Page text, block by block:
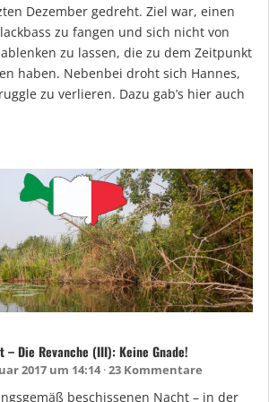
Dezember gedreht. Ziel war, einen
zu fangen und sich nicht von
zu lassen, die zu dem Zeitpunkt
haben. Nebenbei droht sich Hannes,
zu verlieren. Dazu gab’s hier auch
– Die Revanche (III): Keine Gnade!
2017 um 14:14 23 Kommentare
beschissenen Nacht – in der